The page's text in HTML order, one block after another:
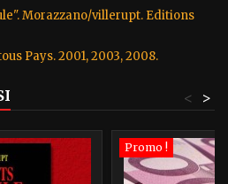
Morazzano/villerupt. Editions
Pays. 2001, 2003, 2008.
>
<
Promo !